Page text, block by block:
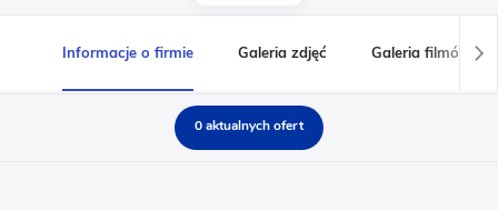
Informacje o firmie Galeria zdjęć Galeria filmów
0 aktualnych ofert